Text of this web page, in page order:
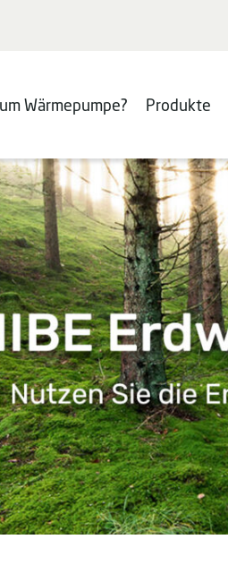
Wärmepumpe? Produkte